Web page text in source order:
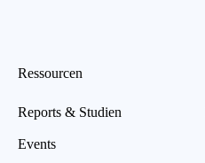
Ressourcen
Reports & Studien
Events